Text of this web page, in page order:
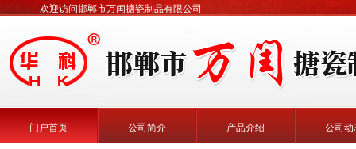
欢迎访问邯郸市万闰搪瓷制品有限公司
门户首页 公司简介 产品介绍 公司动